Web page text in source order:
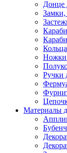
Донце
Замки,
Ножки
Ручки
Материалы